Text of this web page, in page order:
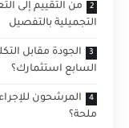
من التقييم إلى
التجميلية بالتفصيل
الجودة مقابل
السابع استثمارك؟
المرشحون
ملحة؟